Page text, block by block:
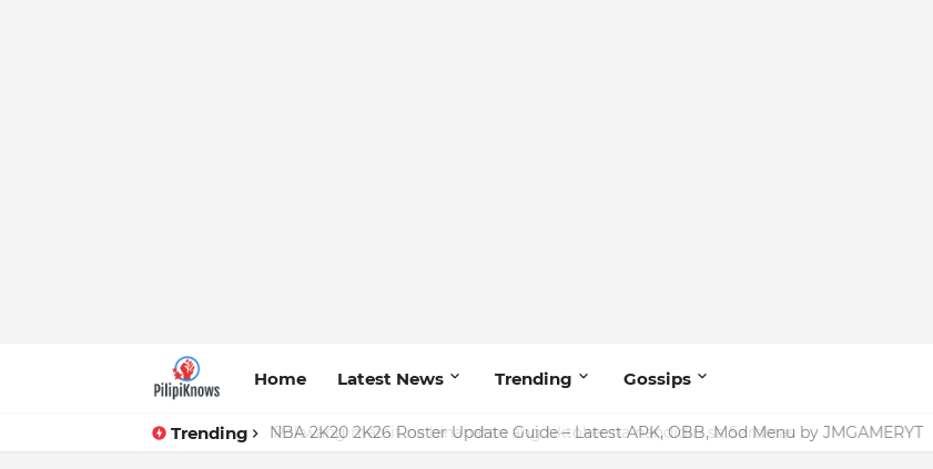
Home Latest News Trending Gossips
Trending Pokwang mainit na binanatan ang tiktoker na nandidiri sa Sardinas